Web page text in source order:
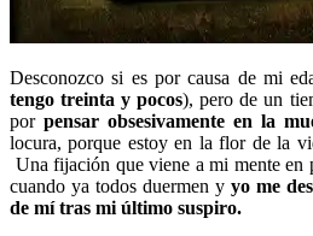
Desconozco si es por causa de mi
tengo treinta y pocos), pero de un
por pensar obsesivamente en la
locura, porque estoy en la flor de la
Una fijación que viene a mi mente en
cuando ya todos duermen y yo me
de mí tras mi último suspiro.